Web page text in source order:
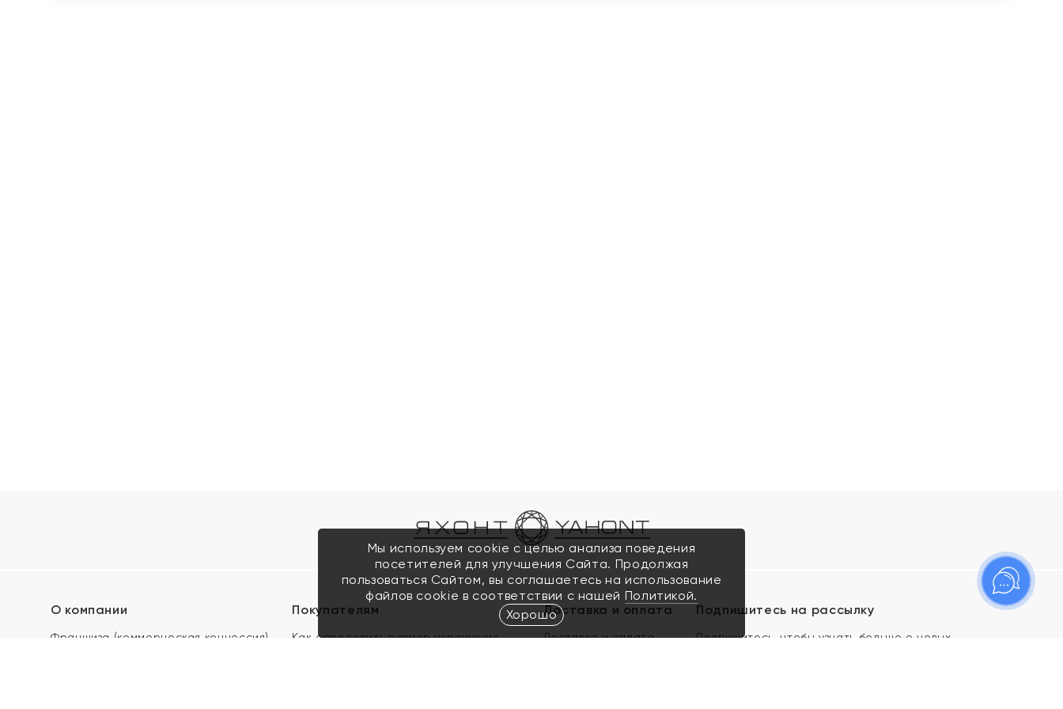
О компании
Франшиза (коммерческая концессия)
Покупателям
Как определить размер украшения
Доставка и оплата
Доставка и оплата
Подпишитесь на рассылку
Подпишитесь, чтобы узнать больше о новых
Мы используем cookie с целью анализа поведения
посетителей для улучшения Сайта. Продолжая
пользоваться Сайтом, вы соглашаетесь на использование
файлов cookie в соответствии с нашей Политикой.
Хорошо